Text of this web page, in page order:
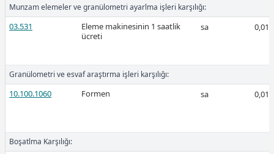
Munzam elemeler ve granülometri ayarlma işleri karşılığı:
03.531
Eleme makinesinin 1 saatlik
ücreti
sa 0,01
Granülometri ve esvaf araştırma işleri karşılığı:
10.100.1060 Formen sa 0,01
Boşatlma Karşılığı: